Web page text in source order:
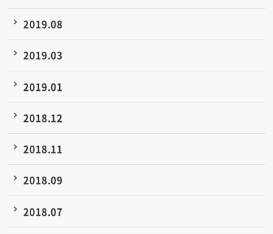
2019.08
2019.03
2019.01
2018.12
2018.11
2018.09
2018.07